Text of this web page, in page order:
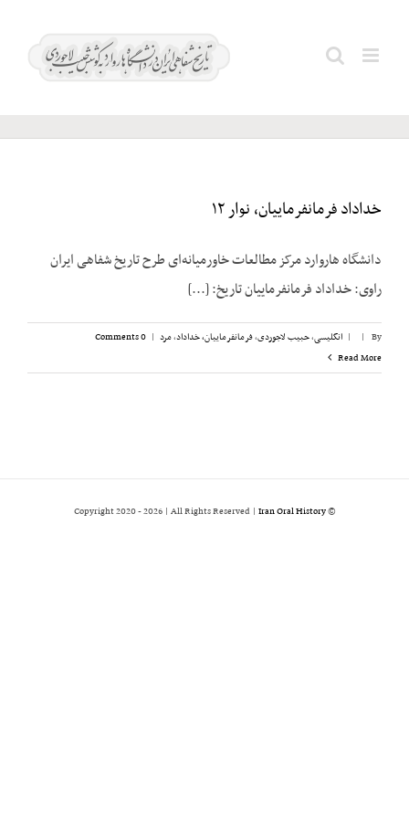
The
خداداد فرمانفرماییان، نوار ۱۲
دانشگاه هاروارد مرکز مطالعات خاورمیانه‌ای طرح تاریخ شفاهی ایران
راوی: خداداد فرمانفرماییان تاریخ: [...]
By
|
| انگلیسی,حبیب لاجوردی,فرمانفرماییان، خداداد,مرد |
0 Comments
Read More
© Copyright 2020 -
2026 | All Rights Reserved | Iran Oral History